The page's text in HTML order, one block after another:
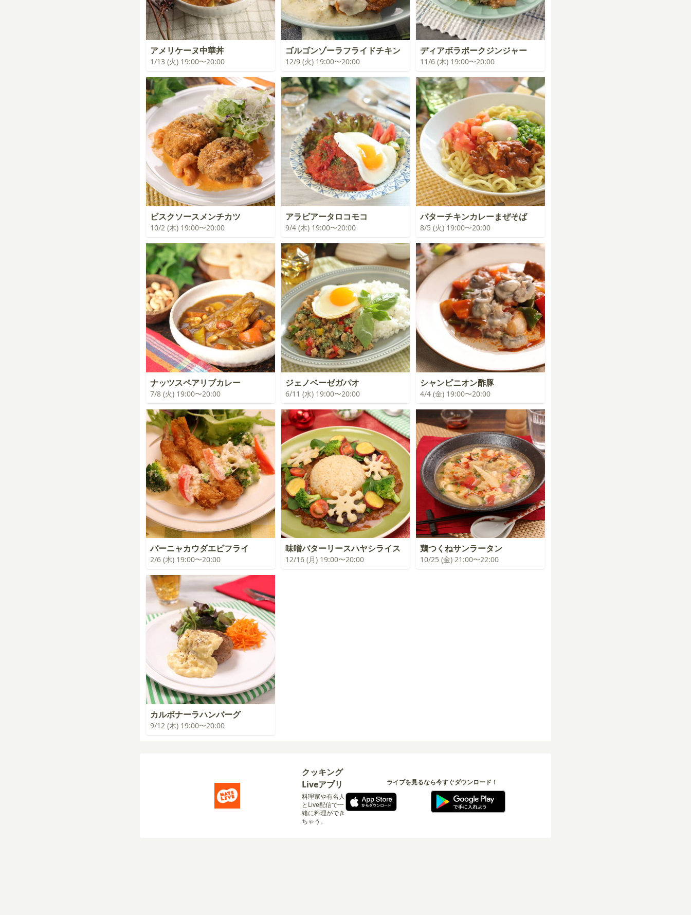
アメリケーヌ中華丼
1/13 (火) 19:00〜20:00
ゴルゴンゾーラフライドチキン
12/9 (火) 19:00〜20:00
ディアボラポークジンジャー
11/6 (木) 19:00〜20:00
ビスクソースメンチカツ
10/2 (木) 19:00〜20:00
アラビアータロコモコ
9/4 (木) 19:00〜20:00
バターチキンカレーまぜそば
8/5 (火) 19:00〜20:00
ナッツスペアリブカレー
7/8 (火) 19:00〜20:00
ジェノベーゼガパオ
6/11 (水) 19:00〜20:00
シャンピニオン酢豚
4/4 (金) 19:00〜20:00
バーニャカウダエビフライ
2/6 (木) 19:00〜20:00
味噌バターリースハヤシライス
12/16 (月) 19:00〜20:00
鶏つくねサンラータン
10/25 (金) 21:00〜22:00
カルボナーラハンバーグ
9/12 (木) 19:00〜20:00
クッキング
Liveアプリ
料理家や有名人
とLive配信で一
緒に料理ができ
ちゃう。
ライブを見るなら今すぐダウンロード！